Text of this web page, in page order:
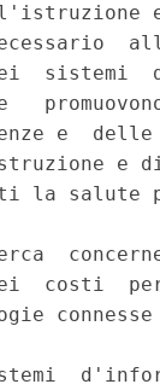
e
e di
la salute
costi  per